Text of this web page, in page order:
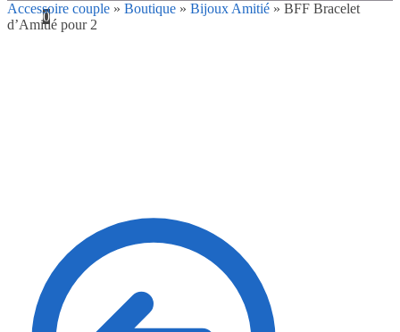
0
Accessoire couple » Boutique » Bijoux Amitié » BFF Bracelet
d’Amitié pour 2